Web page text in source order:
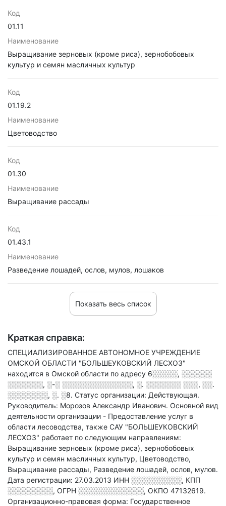
Код
01.11
Наименование
Выращивание зерновых (кроме риса), зернобобовых
культур и семян масличных культур
Код
01.19.2
Наименование
Цветоводство
Код
01.30
Наименование
Выращивание рассады
Код
01.43.1
Наименование
Разведение лошадей, ослов, мулов, лошаков
Показать весь список
Краткая справка:
СПЕЦИАЛИЗИРОВАННОЕ АВТОНОМНОЕ УЧРЕЖДЕНИЕ
ОМСКОЙ ОБЛАСТИ "БОЛЬШЕУКОВСКИЙ ЛЕСХОЗ"
находится в Омской области по адресу 6░░░░░, ░░░░░░
░░░░░░░, ░-░ ░░░░░░░░░░░░░░, ░. ░░░░░░░ ░░░, ░░.
░░░░░░░░, ░. ░8. Статус организации: Действующая.
Руководитель: Морозов Александр Иванович. Основной вид
деятельности организации - Предоставление услуг в
области лесоводства, также САУ "БОЛЬШЕУКОВСКИЙ
ЛЕСХОЗ" работает по следующим направлениям:
Выращивание зерновых (кроме риса), зернобобовых
культур и семян масличных культур, Цветоводство,
Выращивание рассады, Разведение лошадей, ослов, мулов.
Дата регистрации: 27.03.2013 ИНН ░░░░░░░░░░, КПП
░░░░░░░░░, ОГРН ░░░░░░░░░░░░░, ОКПО 47132619.
Организационно-правовая форма: Государственное